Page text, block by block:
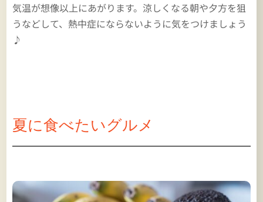
気温が想像以上にあがります。涼しくなる朝や夕方を狙
うなどして、熱中症にならないように気をつけましょう
♪
夏に食べたいグルメ